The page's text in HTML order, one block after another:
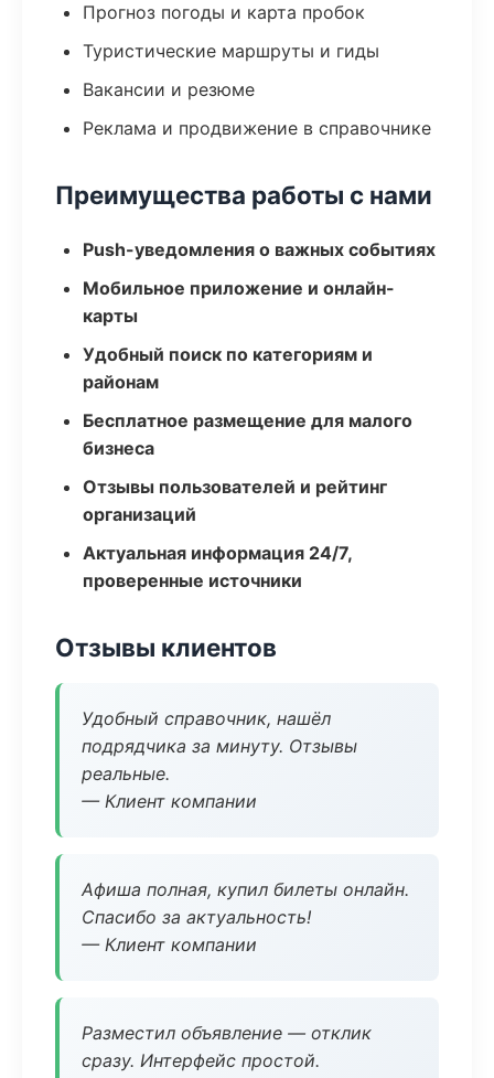
Прогноз погоды и карта пробок
Туристические маршруты и гиды
Вакансии и резюме
Реклама и продвижение в справочнике
Преимущества работы с нами
Push-уведомления о важных событиях
Мобильное приложение и онлайн-
карты
Удобный поиск по категориям и
районам
Бесплатное размещение для малого
бизнеса
Отзывы пользователей и рейтинг
организаций
Актуальная информация 24/7,
проверенные источники
Отзывы клиентов
Удобный справочник, нашёл
подрядчика за минуту. Отзывы
реальные.
— Клиент компании
Афиша полная, купил билеты онлайн.
Спасибо за актуальность!
— Клиент компании
Разместил объявление — отклик
сразу. Интерфейс простой.